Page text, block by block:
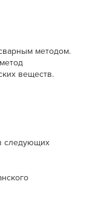
методом.
веществ.
следующих